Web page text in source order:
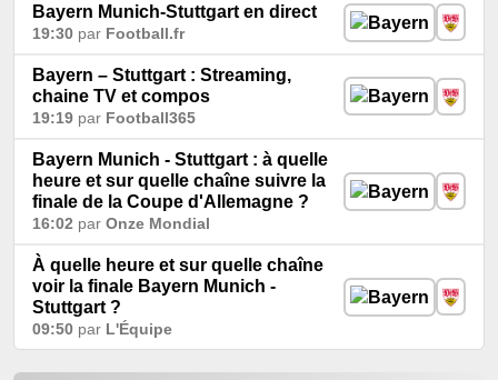
Bayern Munich-Stuttgart en direct
19:30 par Football.fr
Bayern – Stuttgart : Streaming,
chaine TV et compos
19:19 par Football365
Bayern Munich - Stuttgart : à quelle
heure et sur quelle chaîne suivre la
finale de la Coupe d'Allemagne ?
16:02 par Onze Mondial
À quelle heure et sur quelle chaîne
voir la finale Bayern Munich -
Stuttgart ?
09:50 par L'Équipe